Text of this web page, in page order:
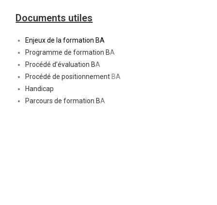
Documents utiles
Enjeux de la formation BA
Programme de formation BA
Procédé d’évaluation BA
Procédé de positionnement BA
Handicap
Parcours de formation BA